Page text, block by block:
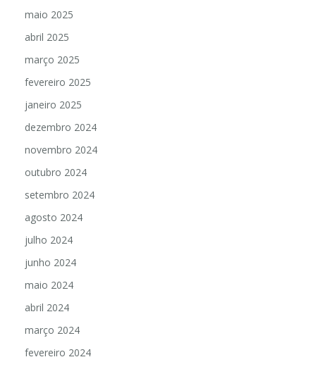
maio 2025
abril 2025
março 2025
fevereiro 2025
janeiro 2025
dezembro 2024
novembro 2024
outubro 2024
setembro 2024
agosto 2024
julho 2024
junho 2024
maio 2024
abril 2024
março 2024
fevereiro 2024